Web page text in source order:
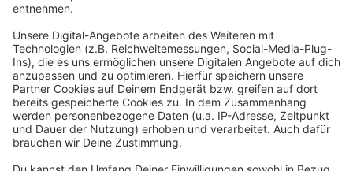
Anzeige
Leon Windscheid empfiehlt, an Weihnachten eine
flexiblere und zufriedenstellende Haltung anzunehmen,
um den Feiertagsstress zu reduzieren. Dies hilft,
unrealistische Erwartungen zu vermeiden und die
Feiertage trotz kleiner Unvollkommenheiten zu